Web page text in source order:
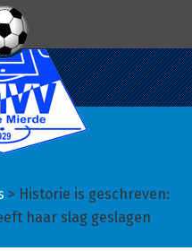
> Historie is geschreven:
haar slag geslagen